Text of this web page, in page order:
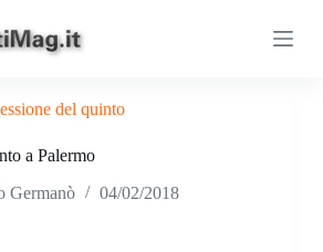
del quinto
a Palermo
Germanò 04/02/2018